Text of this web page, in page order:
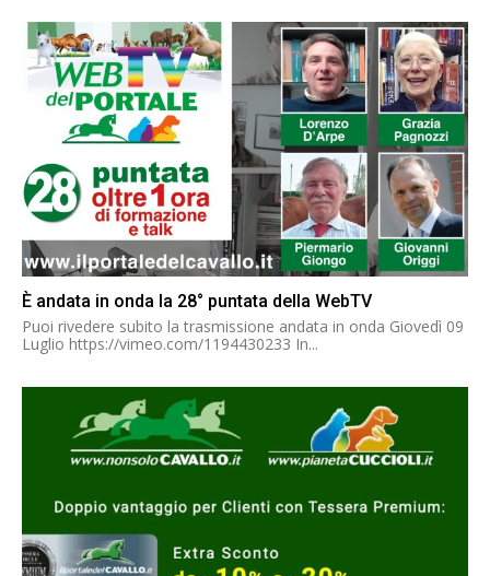
È andata in onda la 28° puntata della WebTV
Puoi rivedere subito la trasmissione andata in onda Giovedì 09
Luglio https://vimeo.com/1194430233 In...